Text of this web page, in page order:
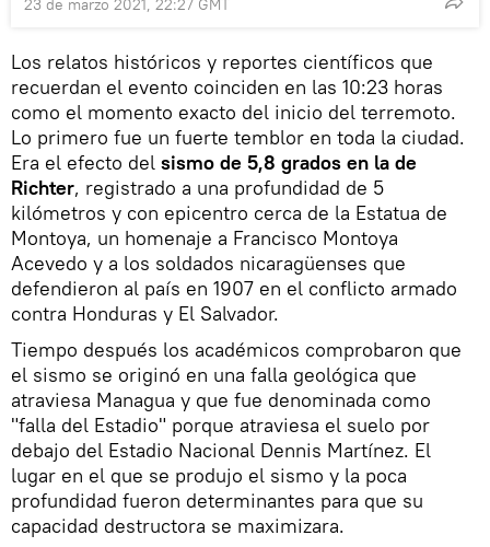
23 de marzo 2021, 22:27 GMT
Los relatos históricos y reportes científicos que
recuerdan el evento coinciden en las 10:23 horas
como el momento exacto del inicio del terremoto.
Lo primero fue un fuerte temblor en toda la ciudad.
Era el efecto del sismo de 5,8 grados en la de
Richter, registrado a una profundidad de 5
kilómetros y con epicentro cerca de la Estatua de
Montoya, un homenaje a Francisco Montoya
Acevedo y a los soldados nicaragüenses que
defendieron al país en 1907 en el conflicto armado
contra Honduras y El Salvador.
Tiempo después los académicos comprobaron que
el sismo se originó en una falla geológica que
atraviesa Managua y que fue denominada como
"falla del Estadio" porque atraviesa el suelo por
debajo del Estadio Nacional Dennis Martínez. El
lugar en el que se produjo el sismo y la poca
profundidad fueron determinantes para que su
capacidad destructora se maximizara.